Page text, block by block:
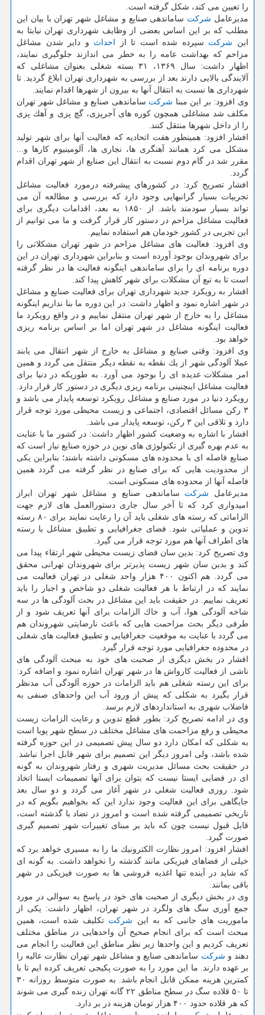
را تعیین می كند، شكل گرفته است.
مدیرعامل شركت ساماندهی صنایع و مشاغل شهر تهران با بیان این
مطلب كه بر این اساس بعضی از وظایف شهرداری تهران نیابتا به
این شركت سپرده شده است تا از احداث و دایر شدن مشاغل
مزاحم كه بهداشت عامه را به خطر می اندازند جلوگیری نمایند،
اظهار داشت: سال ۱۳۶۹، ۳۱ بسته شغلی بعنوان مشاغلی كه
آلایندگی بالایی دارند بعد از بررسی به شهرداری تهران ابلاغ گردید. تا
شهرداری ها نسبت به انتقال آنها به بیرون از شهرها اقدام نمایند.
وی افزود: بر این مبنا شركت ساماندهی صنایع و مشاغل شهر تهران
مكلف شد مشاغلی همچون كوره های آجرپزی، گچ پزی و آهك پزی
را از داخل شهرها منتقل كنند.
افشار افزود: همینطور هفت اتحادیه كه فعالیت آنها برای شهر تولید
مشكل می كرد همانند آهنگری ها، نجاری ها، آلومینیوم كارها و...
مقرر شد در گام دوم نسبت به انتقال این صنایع از شهر تهران اقدام
گردد.
افشار تصریح كرد: در كشورهای پیشرفته درمورد فعالیت مشاغل
تجربیات بسیار گرانبهایی وجود دارد كه بررسی و مطالعه آن می
تواند بسیار سودمند باشد. از ۱۸۵۰ به بعد، اقدامات دیگری برای
فعالیت مشاغل مزاحم در دستور كار قرار گرفت و ما می توانیم از
این تجربی در كشور خودمان هم استفاده نماییم.
وی افزود: فعالیت های مشاغل مزاحم در شهر تهران مشكلاتی را
برای شهروندان بوجود آورده است و بنابراین شهرداری تهران در این
دوره برنامه ای را برای ساماندهی اینگونه فعالیت ها در نظر گرفته
است تا به تبع آن مشكلات برای شهر كاهش پیدا كند.
افشار به رویكرد جدید شهرداری تهران برای فعالیت صنایع و مشاغل
در شهر اشاره نمود و اظهار داشت: در این دوره ما بنا نداریم اینگونه
مشاغل را به خارج از شهر تهران منتقل نماییم و در واقع رویكرد ما
فعالیت اینگونه مشاغل در شهر تهران اما بر اساس برنامه ریزی
خواهد بود.
وی افزود: وقتی صنایع و مشاغل به خارج از شهر انتقال می یابند
عملا آلودگی شهر از یك نقطه به نقطه دیگر منتقل می گردد و همین
امر مشكلات عدیده ای را بوجود می آورد. به طوریكه در دنیا برای
فعالیت مشاغل اینچنینی برنامه ریزی دیگری در دستور كار قرار دارد.
رویكرد دنیا در مورد صنایع و مشاغل رویكرد توسعه پایدار می باشد و
۳ ركن مسائل اقتصادی، اجتماعی و زیست محیطی مورد توجه قرار
دارد و تلاقی این ۳ ركن، توسعه پایدار می باشد.
افشار با اشاره به وضعیت كشور اظهار داشت: در كشور ما با عنایت
به عدم بهره گیری از تكنولوژی های نوین در حوزه صنایع نیاز است كه
صنایع فاصله ای با محدوده های مسكونی داشته باشند؛ بنابراین یكی
از محدودیت هایی كه برای صنایع در نظر گرفته می گردد همین
فاصله آنها از محدوده های مسكونی است.
مدیرعامل شركت ساماندهی صنایع و مشاغل شهر تهران ابراز
امیدواری كرد كه تا آخر سال جاری دستورالعمل های لازم جهت
الزاماتی كه رسته های شغلی باید آن را رعایت نمایند برای ۸۰ رسته
تدوین و عملیاتی شود. فضای جغرافیایی و تطبیق مشاغل با رسته
های اطراف آنها هم مورد توجه قرار می گیرد.
وی تصریح كرد: بدین سان فضای زیست محیطی شهر ارتقاء پیدا می
كند و بدین سان شهر زیست پذیرتر برای شهروندان تهرانی محقق
می گردد. هم اكنون ۴۰۰ هزار واحد شغلی در تهران فعالیت می
نمایند كه در ارتباط با هر فعالیت شغلی دو شاخص و اجبار را باید
تعریف نماییم. در حقیقت باید این مشاغل در بحث آلودگی ها در سه
شاخه آلودگی هوا، آب و خاك الزامات برای آنها تعریف شود و از
طرفی دیگر بحث مزاحمت هایی كه باعث نارضایتی شهروندان هم
می گردد با عنایت به موقعیت جغرافیایی و تطبیق فعالیت های شغلی
در محدوده جغرافیایی مورد توجه قرار گیرد.
افشار در بخش دیگری از صحبت های خود به مبحث آلودگی های
ناشی از فعالیت كارواش ها در شهر تهران اشاره نمود و اضافه كرد:
برای این رسته شغلی هم باید الزامات در حوزه آلودگی آب مدنظر
قرار بگیرد به شكلی كه پیش از ورود آب این واحدهای صنفی به
فاضلاب شهری به استانداردهای لازم برسد.
وی در ادامه تصریح كرد: بطور قطع تدوین و رعایت الزامات زیست
محیطی و رفع مزاحمت های مشاغل مختلف در سطح شهر پویا است
به شكلی كه امكان دارد دو سال پیش تصمیمی در این حوزه گرفته
شده باشد، ولی امروز دیگر این تصمیم برای شهر قابل اجرا نباشد.
در حقیقت بحث مسائل مدیریت شهری و رفتار شهروندان به گونه
ای در فضایی ایستا نیست كه بتوان برای آنها تصمیمات ایستا اتخاذ
شود. روزی فعالیت شغلی در شهر آغاز می گردد و دو سال بعد
جایگاهی برای این فعالیت وجود ندارد این كه بخواهیم بگویم كه در
تاریخی تصمیمی گرفته شده است و امروز در تضاد با گذشته است،
قابل قبول نیست چون كه باید بر مبنای تغییرات شهر تصمیم گیری
صورت گیرد.
افشار افزود: امروز نظارت الكترونیك ما را به مسیری خواهد برد كه
خیلی از فضاهای فیزیكی مانند گذشته را نخواهد داشت. به گونه ای
كه شاید در آینده تنها اغذیه فروشی ها به صورت فیزیكی در شهر
باقی بمانند.
وی در بخش دیگری از صحبت های خود در پاسخ به سوالی در مورد
جمع آوری سگ های ولگرد در شهر تهران، اظهار داشت: یكی از
ماموریت های جانبی كه به این شركت تكلیف شده است، همین
مبحث است كه برای انجام صحیح آن واحدهایی در مناطق مختلف
تعریف كردیم و این واحدها زیر نظر مناطق این فعالیت را انجام می
دهند و شركت ساماندهی صنایع و مشاغل شهر تهران نظارت عالیه را
بر عهده دارند. ما این مورد را به صورت پكیجی تعریف كرده ایم تا با
كمترین هزینه ممكن قابل انجام باشد. به صورت متوسط روزانه ۳۰
تا ۵۰ قلاده سگ در سطح مناطق ۲۲ گانه تهران زنده گیری می شوند
كه هر قلاده حدود ۴۰۰ هزار تومان هزینه در بر دارد.